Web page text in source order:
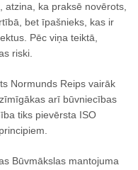
ka praksē novērots,
bet īpašnieks, kas ir
Pēc viņa teiktā,
riski.
Normunds Reips vairāk
arī būvniecības
tiks pievērsta ISO
Būvmākslas mantojuma